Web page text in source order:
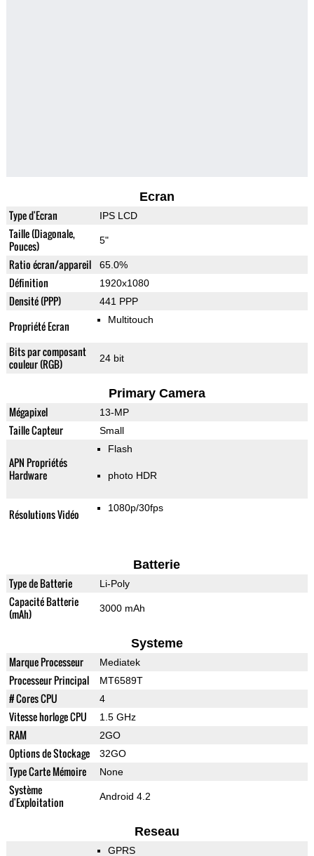
Ecran
Type d'Ecran IPS LCD
Taille (Diagonale,
Pouces)
5"
Ratio écran/appareil 65.0%
Définition 1920x1080
Densité (PPP) 441 PPP
Propriété Ecran Multitouch
Bits par composant
couleur (RGB)
24 bit
Primary Camera
Mégapixel 13-MP
Taille Capteur Small
APN Propriétés
Hardware
Flash
photo HDR
Résolutions Vidéo 1080p/30fps
Batterie
Type de Batterie Li-Poly
Capacité Batterie
(mAh)
3000 mAh
Systeme
Marque Processeur Mediatek
Processeur Principal MT6589T
# Cores CPU 4
Vitesse horloge CPU 1.5 GHz
RAM 2GO
Options de Stockage 32GO
Type Carte Mémoire None
Système
d'Exploitation
Android 4.2
Reseau
GPRS